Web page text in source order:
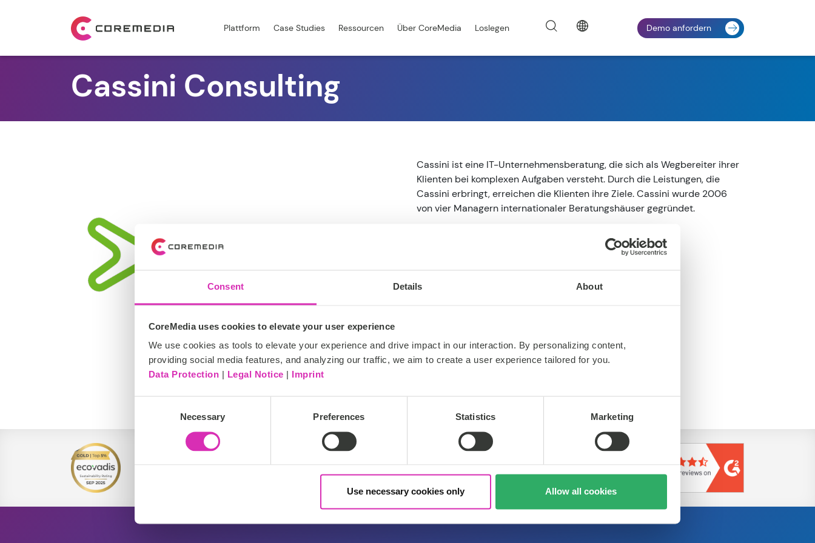
Consent Details About
CoreMedia uses cookies to elevate your user experience
We use cookies as tools to elevate your experience and drive impact in our interaction. By personalizing content,
providing social media features, and analyzing our traffic, we aim to create a user experience tailored for you.
Data Protection
Legal Notice Imprint
Necessary Preferences Statistics Marketing
Use necessary cookies only Allow all cookies
Plattform Case Studies Ressourcen Über CoreMedia Loslegen Demo anfordern
Cassini Consulting
Cassini ist eine IT-Unternehmensberatung, die sich als Wegbereiter ihrer
Klienten bei komplexen Aufgaben versteht. Durch die Leistungen, die
Cassini erbringt, erreichen die Klienten ihre Ziele. Cassini wurde 2006
von vier Managern internationaler Beratungshäuser gegründet.